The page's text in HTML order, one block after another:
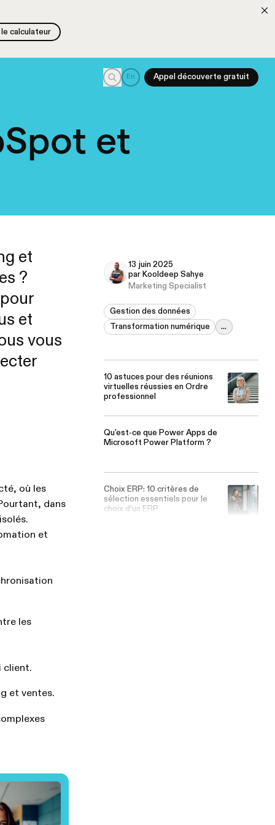
le calculateur
le calculateur
Recherche
En Appel découverte gratuit
et
13 juin 2025
par Kooldeep Sahye
Marketing Specialist
Gestion des données
Transformation numérique
...
10 astuces pour des réunions
virtuelles réussies en Ordre
professionnel
Qu'est-ce que Power Apps de
Microsoft Power Platform ?
Choix ERP: 10 critères de
sélection essentiels pour le
choix d’un ERP
et
?
et
vous
où les
dans
et
les
client.
et ventes.